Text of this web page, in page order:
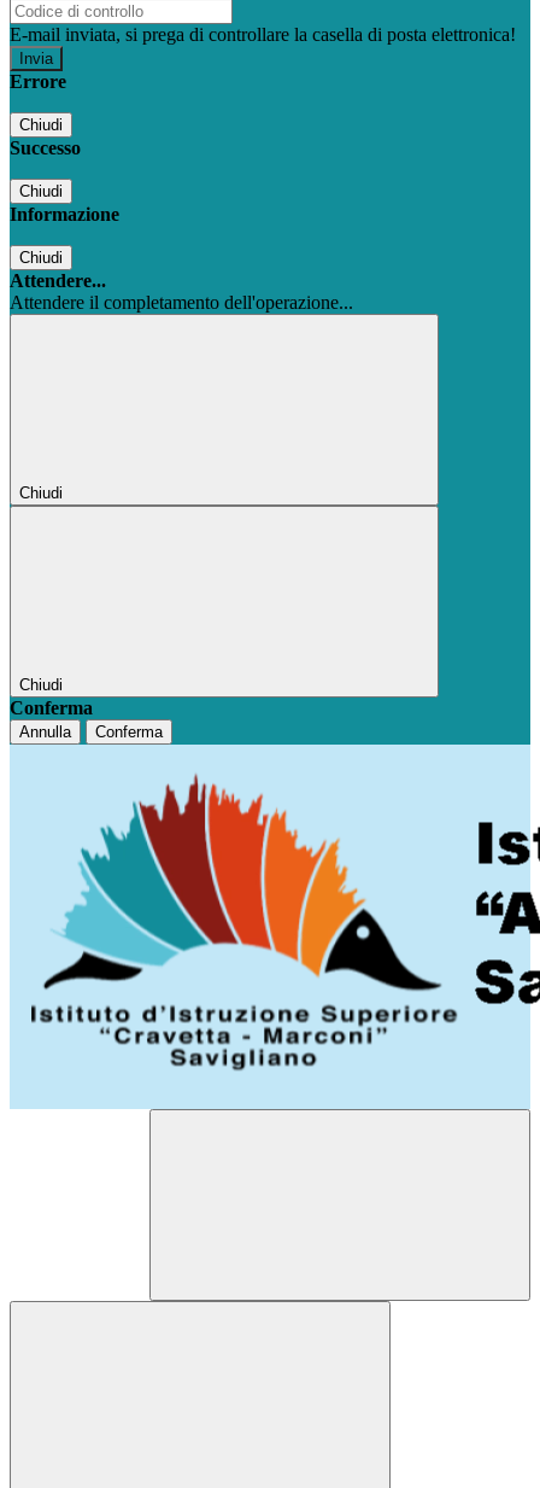
E-mail inviata, si prega di controllare la casella di posta elettronica!
Errore
Chiudi
Successo
Chiudi
Informazione
Chiudi
Attendere...
Attendere il completamento dell'operazione...
Chiudi
Chiudi
Conferma
Annulla Conferma